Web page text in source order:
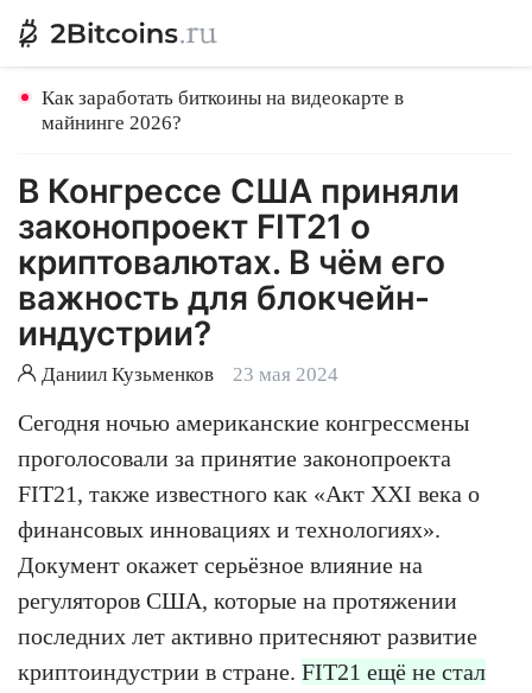
Как заработать биткоины на видеокарте в
майнинге 2026?
В Конгрессе США приняли
законопроект FIT21 о
криптовалютах. В чём его
важность для блокчейн-
индустрии?
Даниил Кузьменков 23 мая 2024
Сегодня ночью американские конгрессмены
проголосовали за принятие законопроекта
FIT21, также известного как «Акт XXI века о
финансовых инновациях и технологиях».
Документ окажет серьёзное влияние на
регуляторов США, которые на протяжении
последних лет активно притесняют развитие
криптоиндустрии в стране. FIT21 ещё не стал